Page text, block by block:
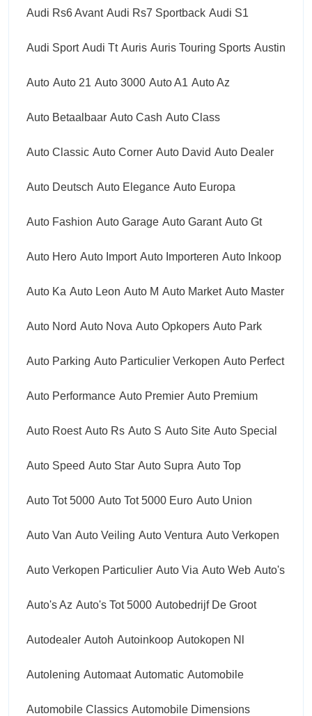
Audi Rs6 Avant Audi Rs7 Sportback Audi S1
Audi Sport Audi Tt Auris Auris Touring Sports Austin
Auto Auto 21 Auto 3000 Auto A1 Auto Az
Auto Betaalbaar Auto Cash Auto Class
Auto Classic Auto Corner Auto David Auto Dealer
Auto Deutsch Auto Elegance Auto Europa
Auto Fashion Auto Garage Auto Garant Auto Gt
Auto Hero Auto Import Auto Importeren Auto Inkoop
Auto Ka Auto Leon Auto M Auto Market Auto Master
Auto Nord Auto Nova Auto Opkopers Auto Park
Auto Parking Auto Particulier Verkopen Auto Perfect
Auto Performance Auto Premier Auto Premium
Auto Roest Auto Rs Auto S Auto Site Auto Special
Auto Speed Auto Star Auto Supra Auto Top
Auto Tot 5000 Auto Tot 5000 Euro Auto Union
Auto Van Auto Veiling Auto Ventura Auto Verkopen
Auto Verkopen Particulier Auto Via Auto Web Auto's
Auto's Az Auto's Tot 5000 Autobedrijf De Groot
Autodealer Autoh Autoinkoop Autokopen Nl
Autolening Automaat Automatic Automobile
Automobile Classics Automobile Dimensions